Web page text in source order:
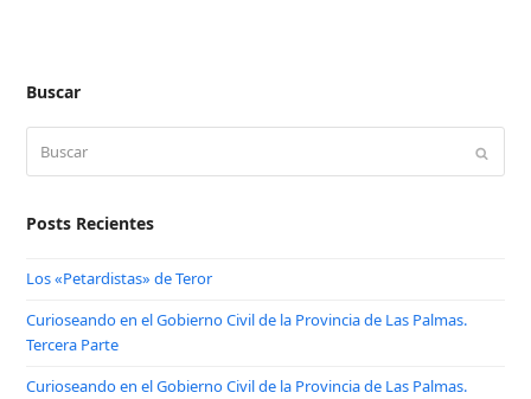
Buscar
Posts Recientes
Los «Petardistas» de Teror
Curioseando en el Gobierno Civil de la Provincia de Las Palmas.
Tercera Parte
Curioseando en el Gobierno Civil de la Provincia de Las Palmas.